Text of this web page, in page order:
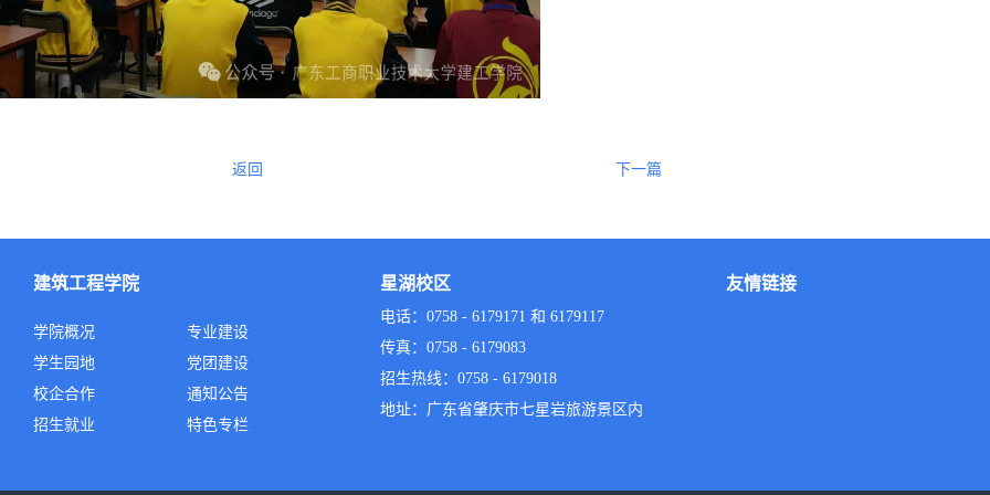
返回 下一篇
建筑工程学院
学院概况
专业建设
学生园地
党团建设
校企合作
通知公告
招生就业
特色专栏
星湖校区
电话：0758 - 6179171 和 6179117
传真：0758 - 6179083
招生热线：0758 - 6179018
地址：广东省肇庆市七星岩旅游景区内
友情链接